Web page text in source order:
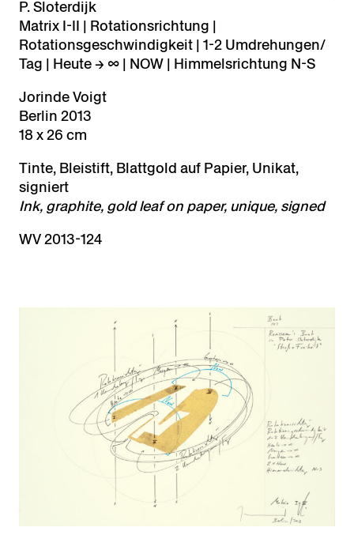
P. Sloterdijk
Matrix I-II | Rotationsrichtung |
Rotationsgeschwindigkeit | 1-2 Umdrehungen/
Tag | Heute → ∞ | NOW | Himmelsrichtung N-S
Jorinde Voigt
Berlin 2013
18 x 26 cm
Tinte, Bleistift, Blattgold auf Papier, Unikat,
signiert
Ink, graphite, gold leaf on paper, unique, signed
WV 2013-124